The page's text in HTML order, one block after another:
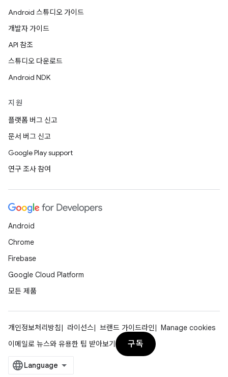
Android 스튜디오 가이드
개발자 가이드
API 참조
스튜디오 다운로드
Android NDK
지원
플랫폼 버그 신고
문서 버그 신고
Google Play support
연구 조사 참여
Android
Chrome
Firebase
Google Cloud Platform
모든 제품
개인정보처리방침 라이선스 브랜드 가이드라인
Manage cookies
이메일로 뉴스와 유용한 팁 받아보기
구독